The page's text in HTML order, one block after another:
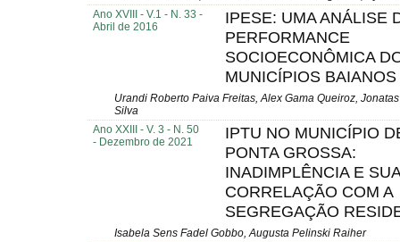
Ano XVIII - V.1 - N. 33 -
Abril de 2016
IPESE: UMA ANÁLISE
PERFORMANCE
SOCIOECONÔMICA
MUNICÍPIOS BAIANOS
Urandi Roberto Paiva Freitas, Alex Gama Queiroz,
Silva
Ano XXIII - V. 3 - N. 50
- Dezembro de 2021
IPTU NO MUNICÍPIO
PONTA GROSSA:
INADIMPLÊNCIA E SUA
CORRELAÇÃO COM A
SEGREGAÇÃO
Isabela Sens Fadel Gobbo, Augusta Pelinski Raiher